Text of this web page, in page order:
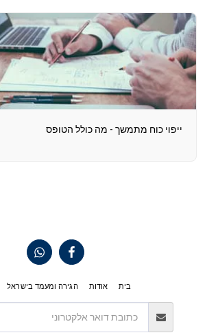
ייפוי כוח מתמשך - מה כולל הטופס
בית אודות הגירה ומעמד בישראל